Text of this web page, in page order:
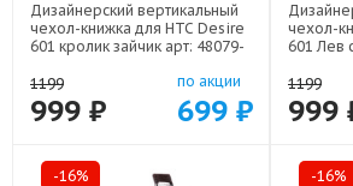
Дизайнерский вертикальный
чехол-книжка для HTC Desire
601 кролик зайчик арт: 48079-
1199
999 ₽
по акции
699 ₽
чехол-
601 Лев
1199
999
-16% -16%